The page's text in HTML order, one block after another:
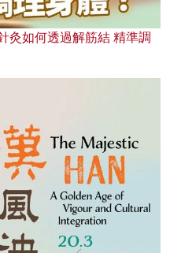
灸如何透過解筋結 精準調